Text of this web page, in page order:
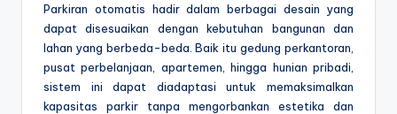
Parkiran otomatis hadir dalam berbagai desain yang
dapat disesuaikan dengan kebutuhan bangunan dan
lahan yang berbeda-beda. Baik itu gedung perkantoran,
pusat perbelanjaan, apartemen, hingga hunian pribadi,
sistem ini dapat diadaptasi untuk memaksimalkan
kapasitas parkir tanpa mengorbankan estetika dan